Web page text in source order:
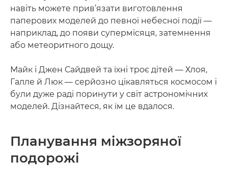
навіть можете прив’язати виготовлення
паперових моделей до певної небесної події —
наприклад, до появи супермісяця, затемнення
або метеоритного дощу.
Майк і Джен Сайдвей та їхні троє дітей — Хлоя,
Галле й Люк — серйозно цікавляться космосом і
були дуже раді поринути у світ астрономічних
моделей. Дізнайтеся, як їм це вдалося.
Планування міжзоряної
подорожі